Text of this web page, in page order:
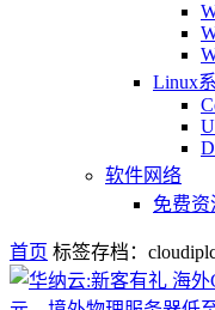
Linux
软件网络
免费资
首页 标签存档：